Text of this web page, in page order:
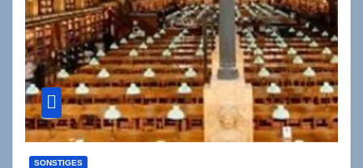
SONSTIGES